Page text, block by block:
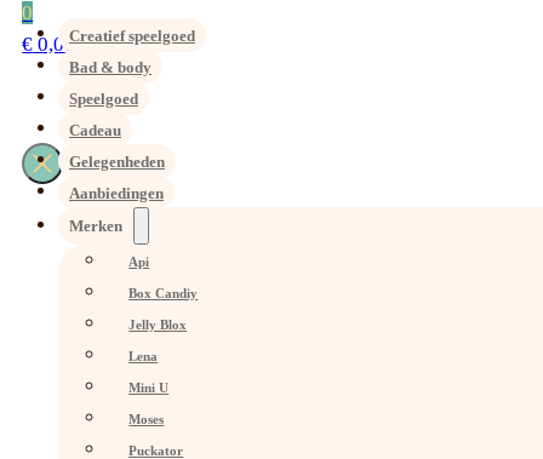
0
€ 0,00Creatief speelgoed
Bad & body
Speelgoed
Cadeau
Gelegenheden
Aanbiedingen
Merken
Api
Box Candiy
Jelly Blox
Lena
Mini U
Moses
Puckator